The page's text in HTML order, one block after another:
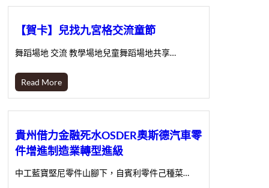
【賀卡】兒找九宮格交流童節
舞蹈場地 交流 教學場地兒童舞蹈場地共享…
Read More
貴州借力金融死水OSDER奧斯德汽車零
件增進制造業轉型進級
中工藍寶堅尼零件山腳下，自賓利零件己種菜…